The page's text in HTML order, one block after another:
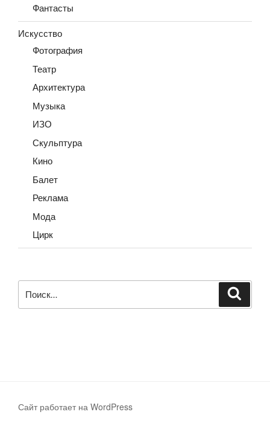
Фантасты
Искусство
Фотография
Театр
Архитектура
Музыка
ИЗО
Скульптура
Кино
Балет
Реклама
Мода
Цирк
Сайт работает на WordPress